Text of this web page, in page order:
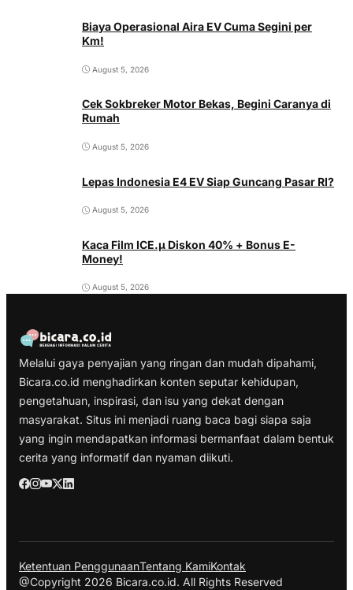
Biaya Operasional Aira EV Cuma Segini per
Km!
August 5, 2026
Cek Sokbreker Motor Bekas, Begini Caranya di
Rumah
August 5, 2026
Lepas Indonesia E4 EV Siap Guncang Pasar RI?
August 5, 2026
Kaca Film ICE.µ Diskon 40% + Bonus E-
Money!
August 5, 2026
Melalui gaya penyajian yang ringan dan mudah dipahami,
Bicara.co.id menghadirkan konten seputar kehidupan,
pengetahuan, inspirasi, dan isu yang dekat dengan
masyarakat. Situs ini menjadi ruang baca bagi siapa saja
yang ingin mendapatkan informasi bermanfaat dalam bentuk
cerita yang informatif dan nyaman diikuti.
Ketentuan PenggunaanTentang KamiKontak
@Copyright 2026 Bicara.co.id. All Rights Reserved